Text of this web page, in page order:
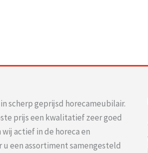
scherp geprijsd horecameubilair.
prijs een kwalitatief zeer goed
actief in de horeca en
een assortiment samengesteld